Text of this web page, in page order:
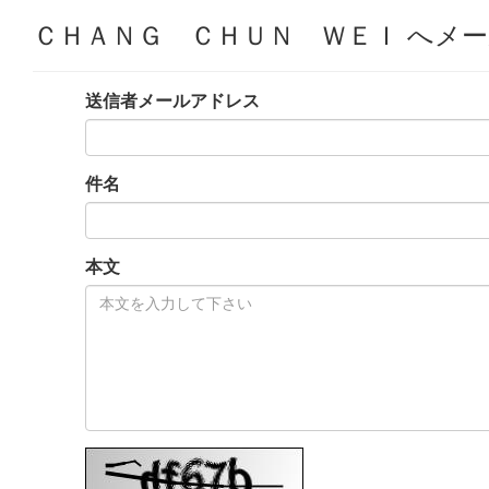
ＣＨＡＮＧ ＣＨＵＮ ＷＥＩ へメ
送信者メールアドレス
件名
本文